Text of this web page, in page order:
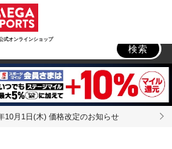
式オンラインショップ
検索
10月1日(木) 価格改定のお知らせ